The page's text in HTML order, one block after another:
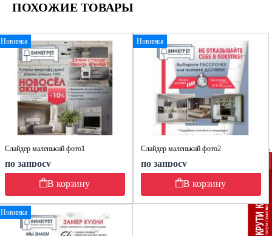
ПОХОЖИЕ ТОВАРЫ
Новинка
Слайдер маленький фото1
по запросу
В корзину
Новинка
Слайдер маленький фото2
по запросу
В корзину
Новинка